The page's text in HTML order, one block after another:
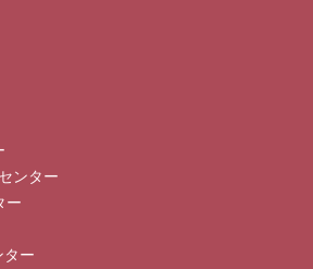
ンター
ー
ー